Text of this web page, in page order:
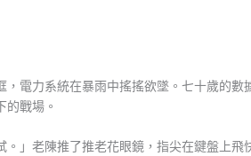
電力系統在暴雨中搖搖欲墜。七十歲的
戰場。
。」老陳推了推老花眼鏡，指尖在鍵盤上